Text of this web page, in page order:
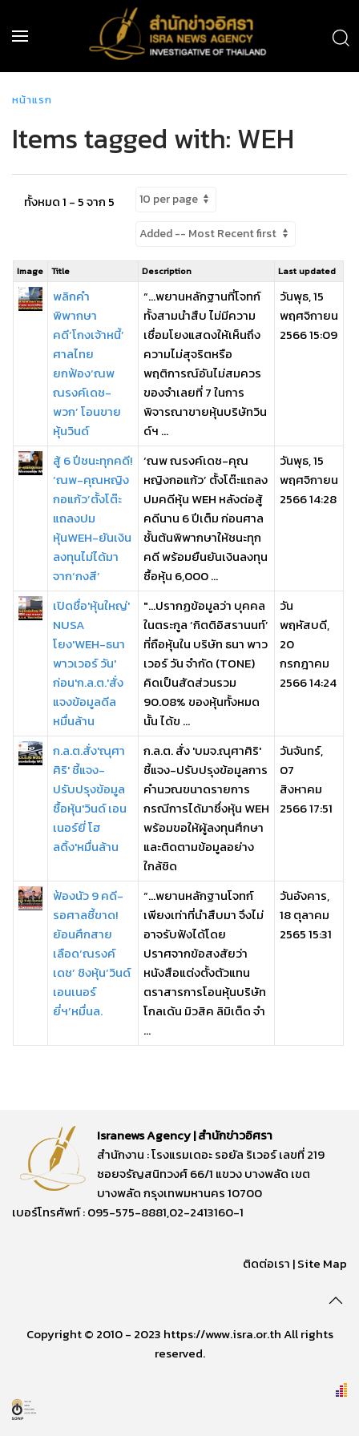
หน้าแรก
Items tagged with: WEH
ทั้งหมด 1 - 5 จาก 5
Image Title Description Last updated
พลิกคำ
พิพากษา
คดี‘โกงเจ้าหนี้’
ศาลไทย
ยกฟ้อง‘ณพ
ณรงค์เดช-
พวก’ โอนขาย
หุ้นวินด์
“…พยานหลักฐานที่โจทก์
ทั้งสามนำสืบ ไม่มีความ
เชื่อมโยงแสดงให้เห็นถึง
ความไม่สุจริตหรือ
พฤติการณ์อันไม่สมควร
ของจำเลยที่ 7 ในการ
พิจารณาขายหุ้นบริษัทวิน
ด์ฯ ...
วันพุธ, 15
พฤศจิกายน
2566 15:09
สู้ 6 ปีชนะทุกคดี!
‘ณพ-คุณหญิง
กอแก้ว’ตั้งโต๊ะ
แถลงปม
หุ้นWEH-ยันเงิน
ลงทุนไม่ได้มา
จาก‘กงสี’
‘ณพ ณรงค์เดช-คุณ
หญิงกอแก้ว’ ตั้งโต๊ะแถลง
ปมคดีหุ้น WEH หลังต่อสู้
คดีนาน 6 ปีเต็ม ก่อนศาล
ชั้นต้นพิพากษาให้ชนะทุก
คดี พร้อมยืนยันเงินลงทุน
ซื้อหุ้น 6,000 ...
วันพุธ, 15
พฤศจิกายน
2566 14:28
เปิดชื่อ'หุ้นใหญ่'
NUSA
โยง'WEH-ธนา
พาวเวอร์ วัน'
ก่อน'ก.ล.ต.'สั่ง
แจงข้อมูลดีล
หมื่นล้าน
"...ปรากฏข้อมูลว่า บุคคล
ในตระกูล ‘กิตติอิสรานนท์’
ที่ถือหุ้นใน บริษัท ธนา พาว
เวอร์ วัน จำกัด (TONE)
คิดเป็นสัดส่วนรวม
90.08% ของหุ้นทั้งหมด
นั้น ได้ข ...
วัน
พฤหัสบดี,
20
กรกฎาคม
2566 14:24
ก.ล.ต.สั่ง'ณุศา
ศิริ' ชี้แจง-
ปรับปรุงข้อมูล
ซื้อหุ้น'วินด์ เอน
เนอร์ยี่ โฮ
ลดิ้ง'หมื่นล้าน
ก.ล.ต. สั่ง 'บมจ.ณุศาศิริ'
ชี้แจง-ปรับปรุงข้อมูลการ
คำนวณขนาดรายการ
กรณีการได้มาซึ่งหุ้น WEH
พร้อมขอให้ผู้ลงทุนศึกษา
และติดตามข้อมูลอย่าง
ใกล้ชิด
วันจันทร์,
07
สิงหาคม
2566 17:51
ฟ้องนัว 9 คดี-
รอศาลชี้ขาด!
ย้อนศึกสาย
เลือด‘ณรงค์
เดช’ ชิงหุ้น‘วินด์
เอนเนอร์
ยี่ฯ’หมื่นล.
“…พยานหลักฐานโจทก์
เพียงเท่าที่นำสืบมา จึงไม่
อาจรับฟังได้โดย
ปราศจากข้อสงสัยว่า
หนังสือแต่งตั้งตัวแทน
ตราสารการโอนหุ้นบริษัท
โกลเด้น มิวสิค ลิมิเต็ด จำ
...
วันอังคาร,
18 ตุลาคม
2565 15:31
Isranews Agency | สำนักข่าวอิศรา
สำนักงาน : โรงแรมเดอะ รอยัล ริเวอร์ เลขที่ 219
ซอยจรัญสนิทวงศ์ 66/1 แขวง บางพลัด เขต
บางพลัด กรุงเทพมหานคร 10700
เบอร์โทรศัพท์ : 095-575-8881,02-2413160-1
ติดต่อเรา |Site Map
Copyright © 2010 - 2023 https://www.isra.or.th All rights
reserved.